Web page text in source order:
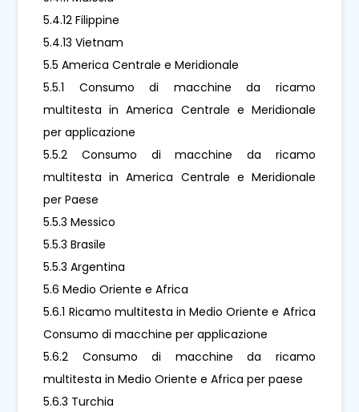
5.4.12 Filippine
5.4.13 Vietnam
5.5 America Centrale e Meridionale
5.5.1 Consumo di macchine da ricamo
multitesta in America Centrale e Meridionale
per applicazione
5.5.2 Consumo di macchine da ricamo
multitesta in America Centrale e Meridionale
per Paese
5.5.3 Messico
5.5.3 Brasile
5.5.3 Argentina
5.6 Medio Oriente e Africa
5.6.1 Ricamo multitesta in Medio Oriente e Africa
Consumo di macchine per applicazione
5.6.2 Consumo di macchine da ricamo
multitesta in Medio Oriente e Africa per paese
5.6.3 Turchia